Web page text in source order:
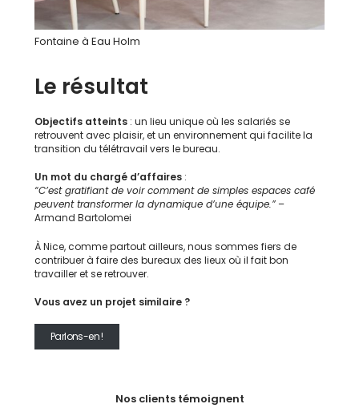
Fontaine à Eau Holm
Le résultat
Objectifs atteints : un lieu unique où les salariés se
retrouvent avec plaisir, et un environnement qui facilite la
transition du télétravail vers le bureau.
Un mot du chargé d’affaires :
“C’est gratifiant de voir comment de simples espaces café
peuvent transformer la dynamique d’une équipe.” –
Armand Bartolomei
À Nice, comme partout ailleurs, nous sommes fiers de
contribuer à faire des bureaux des lieux où il fait bon
travailler et se retrouver.
Vous avez un projet similaire ?
Parlons-en !
Nos clients témoignent